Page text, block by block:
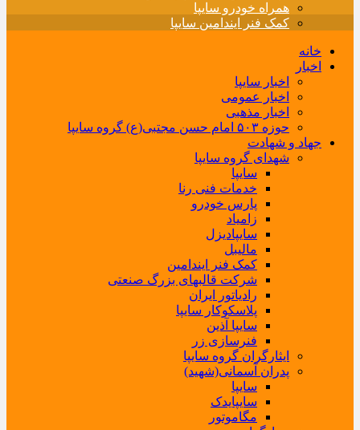
همراه خودرو سایپا
کمک فنر ایندامین سایپا
خانه
اخبار
اخبار سایپا
اخبار عمومی
اخبار مذهبی
حوزه ۵۰۳ امام حسن مجتبی(ع) گروه سایپا
جهاد و شهادت
شهدای گروه سایپا
سایپا
خدمات فنی رنا
پارس خودرو
زامیاد
سایپادیزل
مالیبل
کمک فنر ایندامین
شرکت قالبهای بزرگ صنعتی
رادیاتور ایران
پلاسکوکار سایپا
سایپا آذین
فنرسازی زر
ایثارگران گروه سایپا
پدران آسمانی(شهید)
سایپا
سایپایدک
مگاموتور